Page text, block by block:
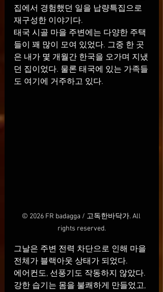
집에서 경험했던 일을 납량특집으로
재구성한 이야기다.
태국 시골 마을 주변에는 다양한 주택
들이 꽤 많이 모여 있었다. 그중 한 곳
은 내가 몇 개월간 한국을 오가며 지냈
던 집이었다. 물론 태국에 있는 가족들
도 여기에 거주하고 있다.
© 2026 FR badagga / 고독한바닥가. All
rights reserved.
그날은 주변 전력 차단으로 인해 마을
전체가 블랙아웃 상태가 되었다.
에어컨도, 선풍기도 작동하지 않았다.
강한 습기는 몸을 불쾌하게 만들었고,